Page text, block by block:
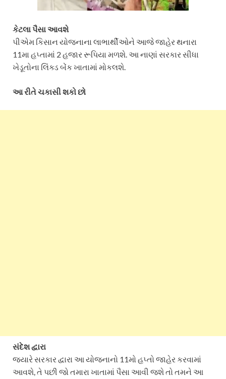
કેટલા પૈસા આવશે
પીએમ કિસાન યોજનાના લાભાર્થીઓને આજે જાહેર થનારા
11મા હપ્તામાં 2 હજાર રૂપિયા મળશે. આ નાણાં સરકાર સીધા
ખેડૂતોના લિંક્ડ બેંક ખાતામાં મોકલશે.
આ રીતે ચકાસી શકો છો
સંદેશ દ્વારા
જ્યારે સરકાર દ્વારા આ યોજનાનો 11મો હપ્તો જાહેર કરવામાં
આવશે, તે પછી જો તમારા ખાતામાં પૈસા આવી જશે તો તમને આ